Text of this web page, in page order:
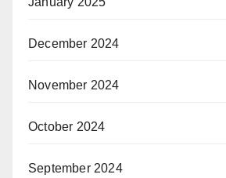
December 2024
November 2024
October 2024
September 2024